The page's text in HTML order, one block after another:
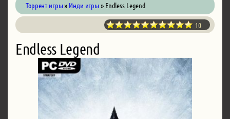
Торрент игры» Инди игры» Endless Legend
10
Endless Legend